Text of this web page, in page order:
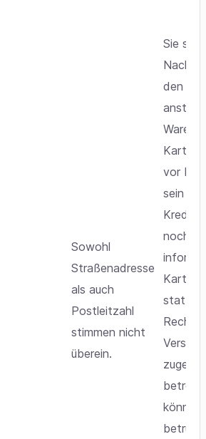
Sowohl
Straßenadresse
als auch
Postleitzahl
stimmen nicht
überein.
Sie
den
Waren
vor
sein
noch
statt
könnte